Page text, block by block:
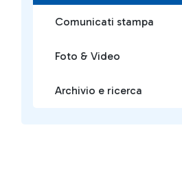
Comunicati stampa
Foto & Video
Archivio e ricerca